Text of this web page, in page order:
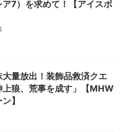
ア7）を求めて！【アイスボ
量放出！装飾品救済クエ
上狼、荒事を成す」【MHW
】